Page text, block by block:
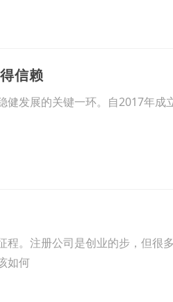
信赖
发展的关键一环。自2017年成
。注册公司是创业的步，但很
如何